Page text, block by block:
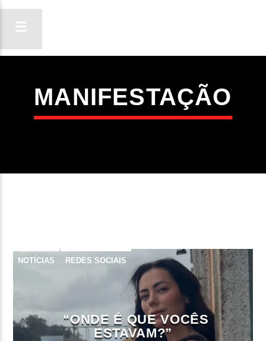
ON FM
LIGA-TE
TÍTULO
ARTISTA
MANIFESTAÇÃO
NOTÍCIAS REDES SOCIAIS
“ONDE É QUE VOCÊS
ESTAVAM?”